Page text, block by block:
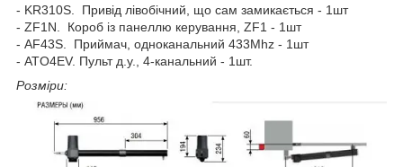
- KR310S. Привід лівобічний, що сам замикається - 1шт
- ZF1N. Короб із панеллю керування, ZF1 - 1шт
- AF43S. Приймач, одноканальний 433Mhz - 1шт
- ATO4EV. Пульт д.у., 4-канальний - 1шт.
Розміри: